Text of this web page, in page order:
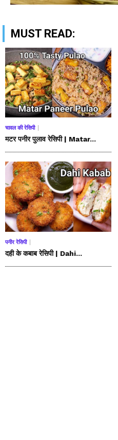
MUST READ:
चावल की रेसिपी
मटर पनीर पुलाव रेसिपी | Matar...
पनीर रेसिपी
दही के कबाब रेसिपी | Dahi...